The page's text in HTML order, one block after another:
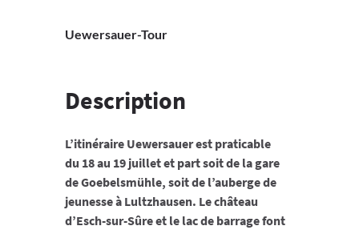
Uewersauer-Tour
Description
L’itinéraire Uewersauer est praticable
du 18 au 19 juillet et part soit de la gare
de Goebelsmühle, soit de l’auberge de
jeunesse à Lultzhausen. Le château
d’Esch-sur-Sûre et le lac de barrage font